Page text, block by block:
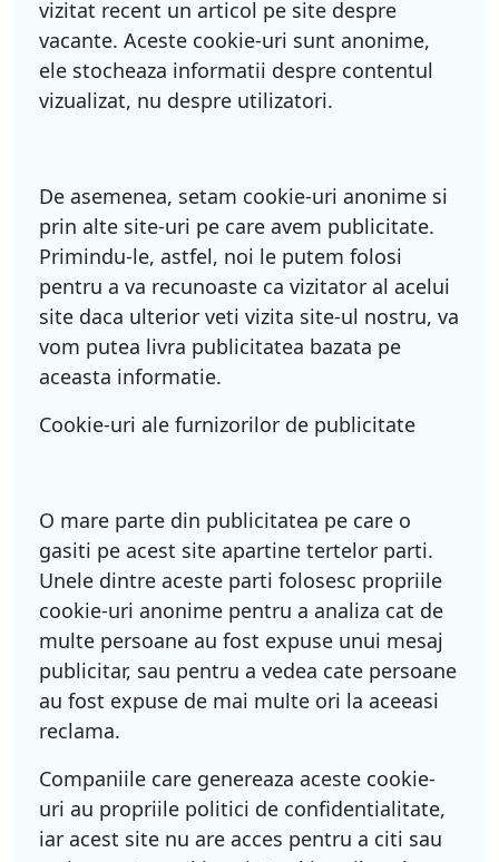
vizitat recent un articol pe site despre
vacante. Aceste cookie-uri sunt anonime,
ele stocheaza informatii despre contentul
vizualizat, nu despre utilizatori.
De asemenea, setam cookie-uri anonime si
prin alte site-uri pe care avem publicitate.
Primindu-le, astfel, noi le putem folosi
pentru a va recunoaste ca vizitator al acelui
site daca ulterior veti vizita site-ul nostru, va
vom putea livra publicitatea bazata pe
aceasta informatie.
Cookie-uri ale furnizorilor de publicitate
O mare parte din publicitatea pe care o
gasiti pe acest site apartine tertelor parti.
Unele dintre aceste parti folosesc propriile
cookie-uri anonime pentru a analiza cat de
multe persoane au fost expuse unui mesaj
publicitar, sau pentru a vedea cate persoane
au fost expuse de mai multe ori la aceeasi
reclama.
Companiile care genereaza aceste cookie-
uri au propriile politici de confidentialitate,
iar acest site nu are acces pentru a citi sau